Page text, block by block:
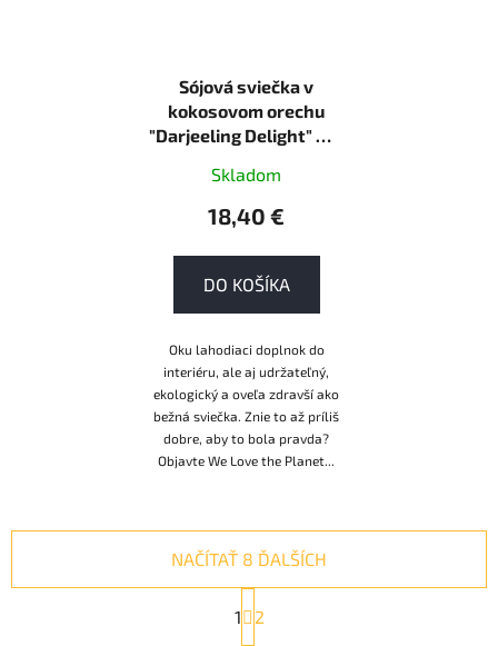
Sójová sviečka v
kokosovom orechu
"Darjeeling Delight" We
ZERO PLASTIC
Skladom
18,40 €
DO KOŠÍKA
Oku lahodiaci doplnok do
interiéru, ale aj udržateľný,
ekologický a oveľa zdravší ako
bežná sviečka. Znie to až príliš
dobre, aby to bola pravda?
Objavte We Love the Planet...
NAČÍTAŤ 8 ĎALŠÍCH
S
t
r
1 2